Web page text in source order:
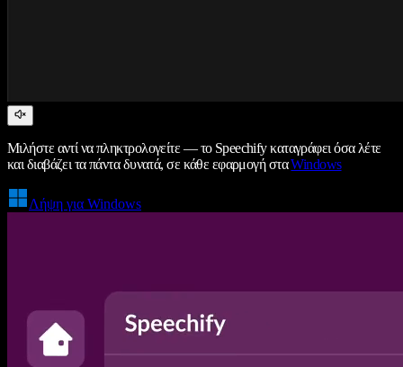
Μιλήστε αντί να πληκτρολογείτε — το Speechify καταγράφει όσα λέτε
και διαβάζει τα πάντα δυνατά, σε κάθε εφαρμογή σταWindows
Λήψη για Windows